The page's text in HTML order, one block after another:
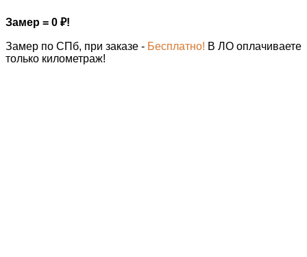
Замер = 0 ₽!
Замер по СПб, при заказе - Бесплатно! В ЛО оплачиваете
только километраж!